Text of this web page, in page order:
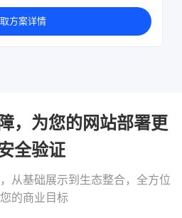
方案详情
，为您的网站部署更
全验证
从基础展示到生态整合，全方位
的商业目标